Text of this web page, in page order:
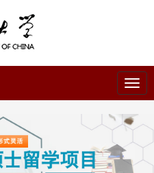
中
国
传
大
学
国
班